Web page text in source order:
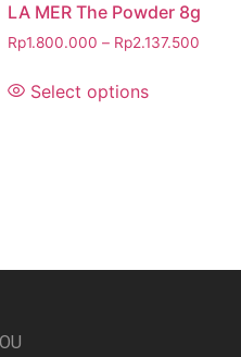
LA MER The Powder 8g
Rp1.800.000 – Rp2.137.500
Select options